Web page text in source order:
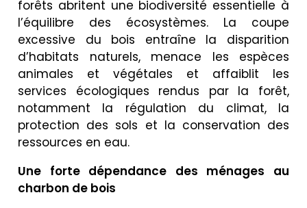
forêts abritent une biodiversité essentielle à
l’équilibre des écosystèmes. La coupe
excessive du bois entraîne la disparition
d’habitats naturels, menace les espèces
animales et végétales et affaiblit les
services écologiques rendus par la forêt,
notamment la régulation du climat, la
protection des sols et la conservation des
ressources en eau.
Une forte dépendance des ménages au
charbon de bois